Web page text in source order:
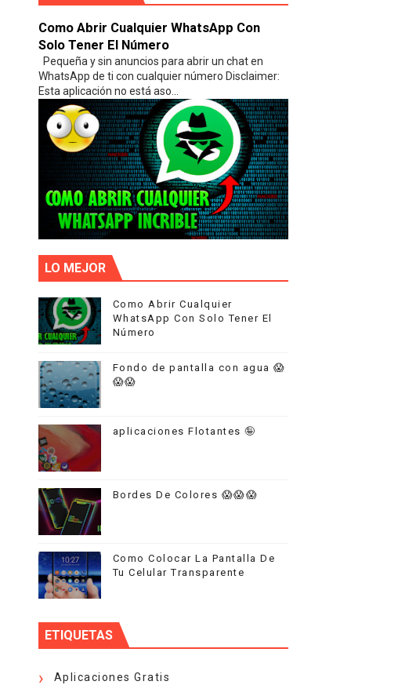
Como Abrir Cualquier WhatsApp Con
Solo Tener El Número
Pequeña y sin anuncios para abrir un chat en
WhatsApp de ti con cualquier número Disclaimer:
Esta aplicación no está aso...
LO MEJOR
Como Abrir Cualquier
WhatsApp Con Solo Tener El
Número
Fondo de pantalla con agua 😱
😱😱
aplicaciones Flotantes 🤪
Bordes De Colores 😱😱😱
Como Colocar La Pantalla De
Tu Celular Transparente
ETIQUETAS
Aplicaciones Gratis